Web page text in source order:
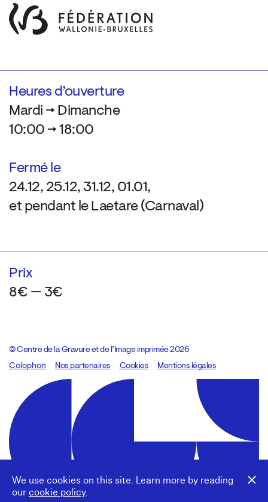
We use cookies on this site. Learn more by reading
our cookie policy.
Heures d’ouverture
Mardi → Dimanche
10:00 → 18:00
Fermé le
24.12, 25.12, 31.12, 01.01,
et pendant le Laetare (Carnaval)
Prix
8€ — 3€
© Centre de la Gravure et de l’Image imprimée 2026
Colophon
Design:Marcel Kaczmarek, code:8080.studio
Nos partenaires Cookies Mentions légales